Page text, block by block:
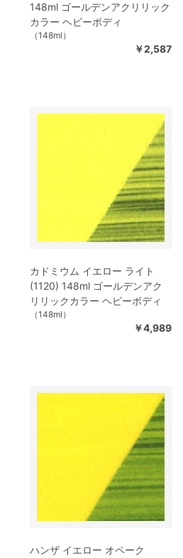
148ml ゴールデンアクリリック
カラー ヘビーボディ
（148ml）
￥2,587
カドミウム イエロー ライト
(1120) 148ml ゴールデンアク
リリックカラー ヘビーボディ
（148ml）
￥4,989
ハンザ イエロー オペーク